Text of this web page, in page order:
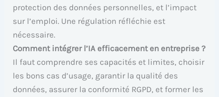
protection des données personnelles, et l’impact
sur l’emploi. Une régulation réfléchie est
nécessaire.
Comment intégrer l’IA efficacement en entreprise ?
Il faut comprendre ses capacités et limites, choisir
les bons cas d’usage, garantir la qualité des
données, assurer la conformité RGPD, et former les